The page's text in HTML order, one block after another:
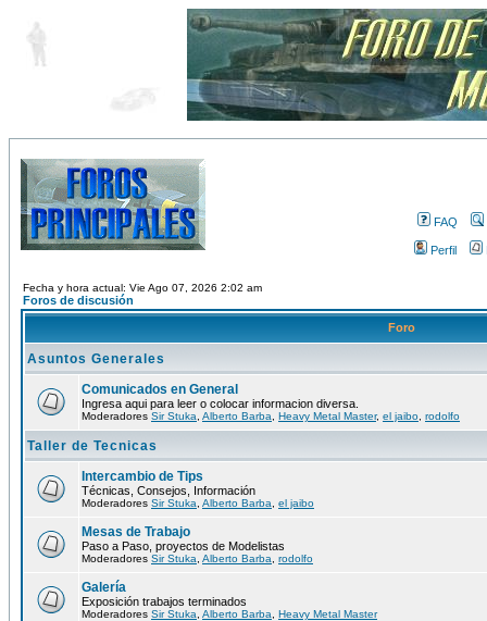
FAQ
Perfil
Fecha y hora actual: Vie Ago 07, 2026 2:02 am
Foros de discusión
Foro
Asuntos Generales
Comunicados en General
Ingresa aqui para leer o colocar informacion diversa.
Moderadores Sir Stuka Alberto Barba Heavy Metal Master, el jaibo rodolfo
Taller de Tecnicas
Intercambio de Tips
Técnicas, Consejos, Información
Moderadores Sir Stuka Alberto Barba el jaibo
Mesas de Trabajo
Paso a Paso, proyectos de Modelistas
Moderadores Sir Stuka Alberto Barba rodolfo
Galería
Exposición trabajos terminados
Moderadores Sir Stuka Alberto Barba Heavy Metal Master